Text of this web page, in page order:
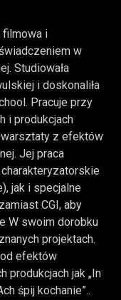
filmowa i
w
Studiowała
i doskonaliła
Pracuje przy
i produkcjach
z efektów
Jej praca
jak i specjalne
CGI, aby
W swoim dorobku
projektach.
efektów
produkcjach jak „In
śpij kochanie”..